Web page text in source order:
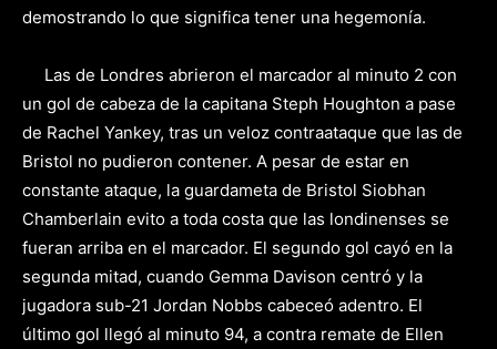
demostrando lo que significa tener una hegemonía.
Las de Londres abrieron el marcador al minuto 2 con
un gol de cabeza de la capitana Steph Houghton a pase
de Rachel Yankey, tras un veloz contraataque que las de
Bristol no pudieron contener. A pesar de estar en
constante ataque, la guardameta de Bristol Siobhan
Chamberlain evito a toda costa que las londinenses se
fueran arriba en el marcador. El segundo gol cayó en la
segunda mitad, cuando Gemma Davison centró y la
jugadora sub-21 Jordan Nobbs cabeceó adentro. El
último gol llegó al minuto 94, a contra remate de Ellen